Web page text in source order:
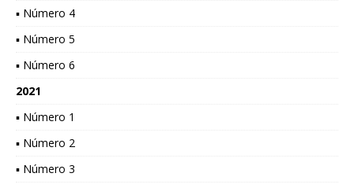
▪ Número 4
▪ Número 5
▪ Número 6
2021
▪ Número 1
▪ Número 2
▪ Número 3